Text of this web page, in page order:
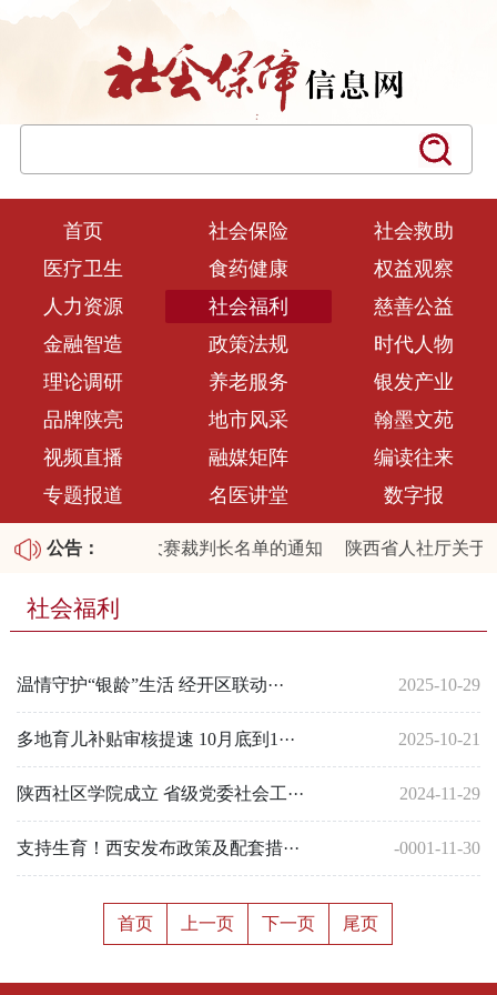
首页 社会保险
社会救助
医疗卫生
食药健康
权益观察
人力资源
社会福利
慈善公益
金融智造
政策法规
时代人物
理论调研
养老服务
银发产业
品牌陕亮
地市风采
翰墨文苑
视频直播
融媒矩阵
编读往来
专题报道
名医讲堂 数字报
公告：
省2026职业技能大赛裁判长名单的通知 陕西省人社厅关于
批拖欠农民工工资失信联合惩戒对象名单和重大劳动保障违
社会福利
温情守护“银龄”生活 经开区联动··· 2025-10-29
多地育儿补贴审核提速 10月底到1··· 2025-10-21
陕西社区学院成立 省级党委社会工··· 2024-11-29
支持生育！西安发布政策及配套措··· -0001-11-30
首页 上一页 下一页 尾页